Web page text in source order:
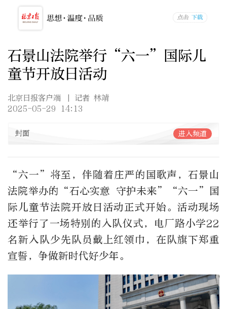
石景山法院举行“六一”国际儿
童节开放日活动
北京日报客户端
| 记者 林靖
2025-05-29 14:13
封面 进入频道
“六一”将至，伴随着庄严的国歌声，石景山
法院举办的“石心实意 守护未来”“六一”国
际儿童节法院开放日活动正式开始。活动现场
还举行了一场特别的入队仪式，电厂路小学22
名新入队少先队员戴上红领巾，在队旗下郑重
宣誓，争做新时代好少年。